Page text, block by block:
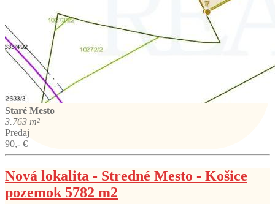
Staré Mesto
3.763 m²
Predaj
90,- €
Nová lokalita - Stredné Mesto - Košice
pozemok 5782 m2